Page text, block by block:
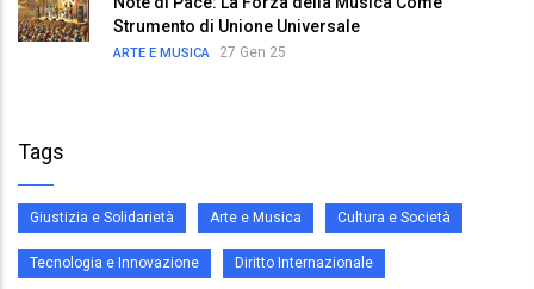
Strumento di Unione Universale
ARTE E MUSICA 27 Gen 25
Tags
Giustizia e Solidarietà Arte e Musica Cultura e Società
Tecnologia e Innovazione Diritto Internazionale